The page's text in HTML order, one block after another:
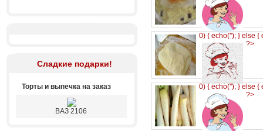
Сладкие подарки!
Торты и выпечка на заказ
ВАЗ 2106
0) { echo(''); } else {
?>
0) { echo(''); } else {
?>